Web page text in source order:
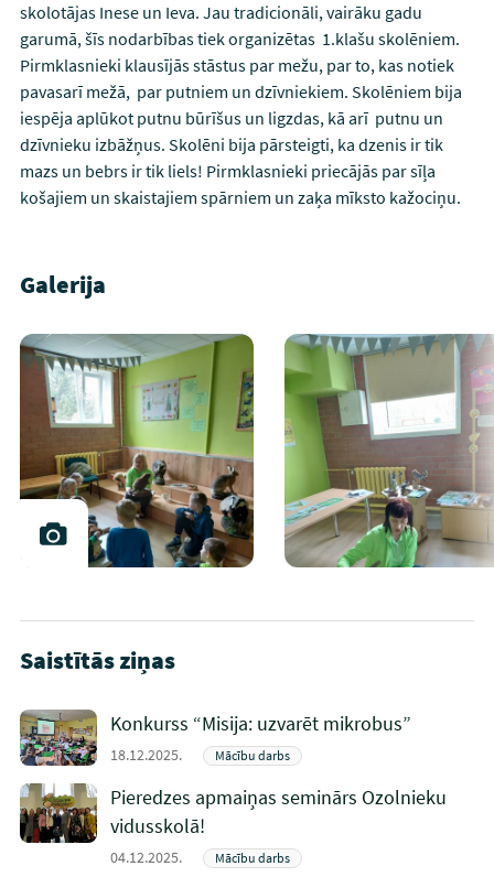
skolotājas Inese un Ieva. Jau tradicionāli, vairāku gadu
garumā, šīs nodarbības tiek organizētas 1.klašu skolēniem.
Pirmklasnieki klausījās stāstus par mežu, par to, kas notiek
pavasarī mežā, par putniem un dzīvniekiem. Skolēniem bija
iespēja aplūkot putnu būrīšus un ligzdas, kā arī putnu un
dzīvnieku izbāžņus. Skolēni bija pārsteigti, ka dzenis ir tik
mazs un bebrs ir tik liels! Pirmklasnieki priecājās par sīļa
košajiem un skaistajiem spārniem un zaķa mīksto kažociņu.
Galerija
Saistītās ziņas
Konkurss “Misija: uzvarēt mikrobus”
18.12.2025. Mācību darbs
Pieredzes apmaiņas seminārs Ozolnieku
vidusskolā!
04.12.2025. Mācību darbs